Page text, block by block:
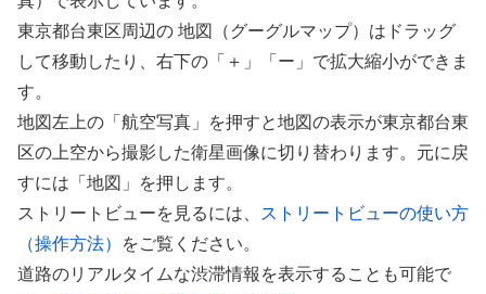
東京都台東区周辺の 地図（グーグルマップ）はドラッグ
して移動したり、右下の「＋」「ー」で拡大縮小ができま
す。
地図左上の「航空写真」を押すと地図の表示が東京都台東
区の上空から撮影した衛星画像に切り替わります。元に戻
すには「地図」を押します。
ストリートビューを見るには、
ストリートビューの使い方
（操作方法）
をご覧ください。
道路のリアルタイムな渋滞情報を表示することも可能で